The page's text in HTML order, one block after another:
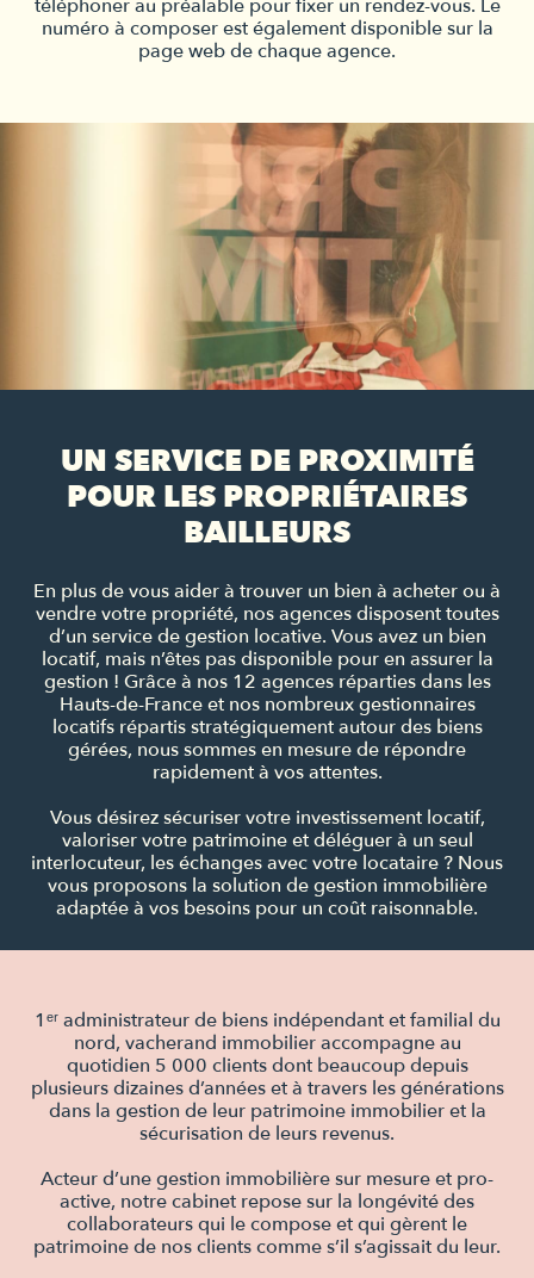
téléphoner au préalable pour fixer un rendez-vous. Le
numéro à composer est également disponible sur la
page web de chaque agence.
UN SERVICE DE PROXIMITÉ
POUR LES PROPRIÉTAIRES
BAILLEURS
En plus de vous aider à trouver un bien à acheter ou à
vendre votre propriété, nos agences disposent toutes
d’un service de gestion locative. Vous avez un bien
locatif, mais n’êtes pas disponible pour en assurer la
gestion ! Grâce à nos 12 agences réparties dans les
Hauts-de-France et nos nombreux gestionnaires
locatifs répartis stratégiquement autour des biens
gérées, nous sommes en mesure de répondre
rapidement à vos attentes.
Vous désirez sécuriser votre investissement locatif,
valoriser votre patrimoine et déléguer à un seul
interlocuteur, les échanges avec votre locataire ? Nous
vous proposons la solution de gestion immobilière
adaptée à vos besoins pour un coût raisonnable.
1ᵉʳ administrateur de biens indépendant et familial du
nord, vacherand immobilier accompagne au
quotidien 5 000 clients dont beaucoup depuis
plusieurs dizaines d’années et à travers les générations
dans la gestion de leur patrimoine immobilier et la
sécurisation de leurs revenus.
Acteur d’une gestion immobilière sur mesure et pro-
active, notre cabinet repose sur la longévité des
collaborateurs qui le compose et qui gèrent le
patrimoine de nos clients comme s’il s’agissait du leur.